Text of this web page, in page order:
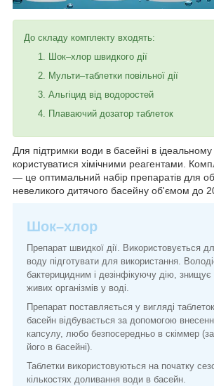
До складу комплекту входять:
Шок–хлор швидкого дії
Мульти–таблетки повільної дії
Альгіцид від водоростей
Плаваючий дозатор таблеток
Для підтримки води в басейні в ідеальному
користуватися хімічними реагентами.
— це оптимальний набір препаратів для
невеликого дитячого басейну об'ємом до
Шок–хлор
Препарат швидкої дії. Використовується
воду підготувати для використання.
бактерицидним і дезінфікуючу дію, знищує
живих організмів у воді.
Препарат поставляється у вигляді
басейн відбувається за допомогою
капсулу, любо безпосередньо в скіммер
його в басейні).
Таблетки використовуються на початку
кількостях доливання води в басейн.